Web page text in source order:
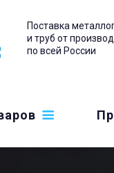
Поставка
и труб от
по всей России